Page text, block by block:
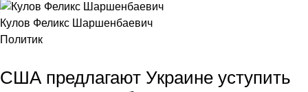
Кулов Феликс Шаршенбаевич
Политик
США предлагают Украине уступить